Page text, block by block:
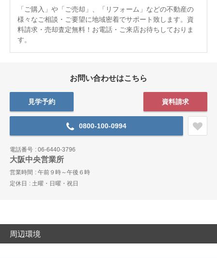
「ご購入」や「ご売却」、「リフォーム」などの不動産の
様々なご相談・ご要望に地域密着でサポート致します。資
料請求・売却査定無料！お電話・ご来店お待ちしておりま
す。
お問い合わせはこちら
見学予約 資料請求
0800-100-0994
電話番号 06-6440-3796
大阪中央営業所
営業時間
午前９時～午後６時
定休日
土曜・日曜・祝日
周辺環境